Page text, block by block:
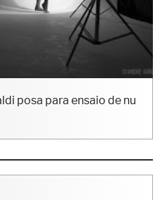
posa para ensaio de nu